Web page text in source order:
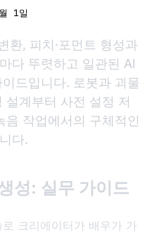
1일
환, 피치·포먼트 형성과
다 뚜렷하고 일관된 AI
드입니다. 로봇과 괴물
설계부터 사전 설정 저
음 작업에서의 구체적인
다.
성: 실무 가이드
크리에이터가 배우가 가